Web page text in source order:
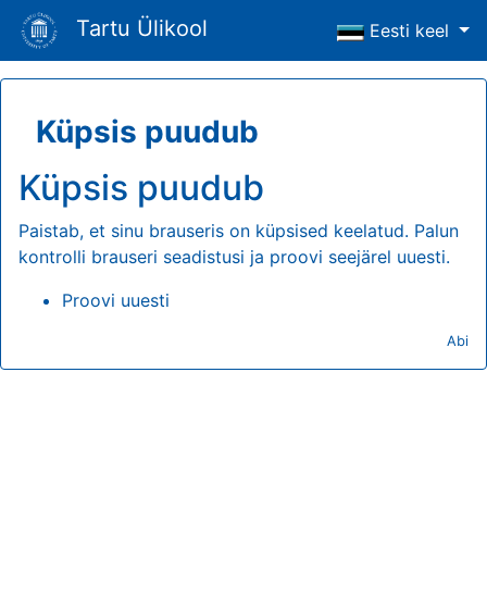
Tartu Ülikool Eesti keel
Küpsis puudub
Küpsis puudub
Paistab, et sinu brauseris on küpsised keelatud. Palun
kontrolli brauseri seadistusi ja proovi seejärel uuesti.
Proovi uuesti
Abi